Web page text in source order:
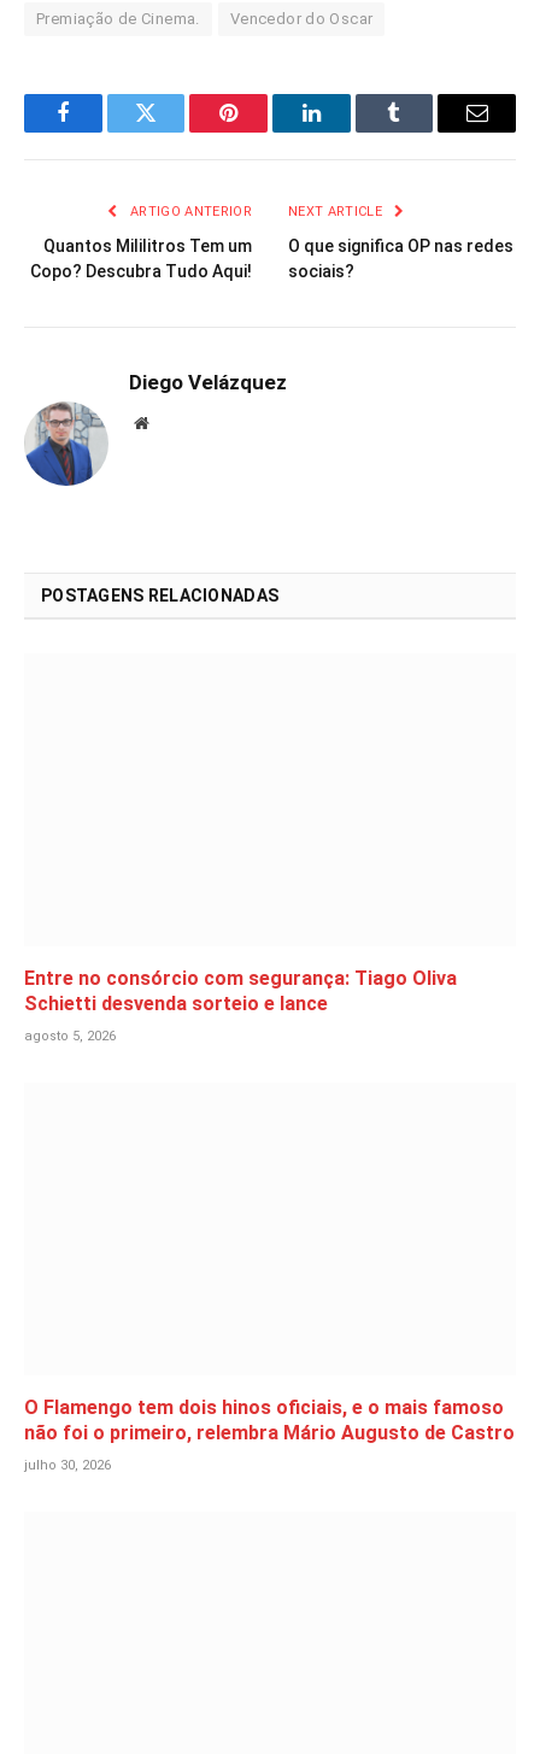
Premiação de Cinema. Vencedor do Oscar
FacebookTwitter Pinterest LinkedInTumblr Email
ARTIGO ANTERIOR
Quantos Mililitros Tem um
Copo? Descubra Tudo Aqui!
NEXT ARTICLE
O que significa OP nas redes
sociais?
Diego Velázquez
Website
POSTAGENS RELACIONADAS
Entre no consórcio com segurança: Tiago Oliva
Schietti desvenda sorteio e lance
agosto 5, 2026
O Flamengo tem dois hinos oficiais, e o mais famoso
não foi o primeiro, relembra Mário Augusto de Castro
julho 30, 2026